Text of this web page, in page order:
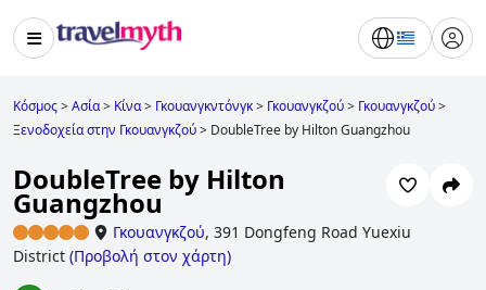
Κόσμος>Ασία> Κίνα> Γκουανγκντόνγκ> Γκουανγκζού> Γκουανγκζού>
Ξενοδοχεία στην Γκουανγκζού> DoubleTree by Hilton Guangzhou
DoubleTree by Hilton
Guangzhou
Γκουανγκζού, 391 Dongfeng Road Yuexiu
District (Προβολή στον χάρτη)